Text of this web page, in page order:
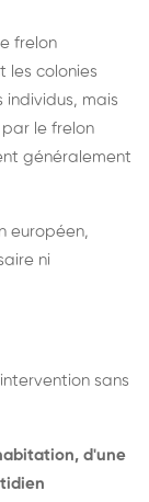
frelon
les colonies
individus, mais
le frelon
généralement
européen,
ni
sans
d'une